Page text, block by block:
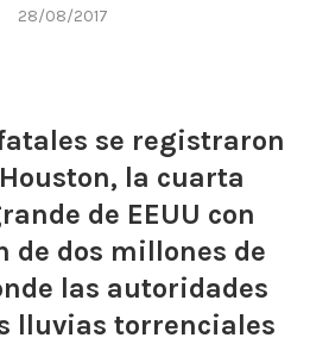
28/08/2017
se registraron
la cuarta
de EEUU con
de dos millones de
las autoridades
lluvias torrenciales